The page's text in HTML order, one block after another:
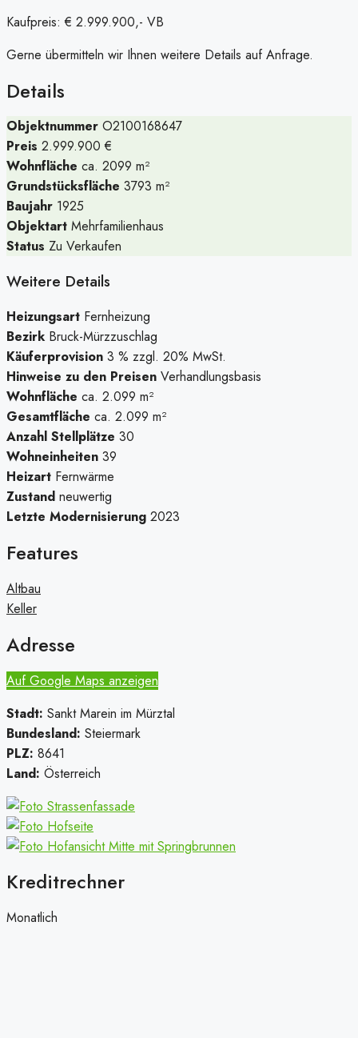
Kaufpreis: € 2.999.900,- VB
Gerne übermitteln wir Ihnen weitere Details auf Anfrage.
Details
Objektnummer O2100168647
Preis 2.999.900 €
Wohnfläche ca. 2099 m²
Grundstücksfläche 3793 m²
Baujahr 1925
Objektart Mehrfamilienhaus
Status Zu Verkaufen
Weitere Details
Heizungsart Fernheizung
Bezirk Bruck-Mürzzuschlag
Käuferprovision 3 % zzgl. 20% MwSt.
Hinweise zu den Preisen Verhandlungsbasis
Wohnfläche ca. 2.099 m²
Gesamtfläche ca. 2.099 m²
Anzahl Stellplätze 30
Wohneinheiten 39
Heizart Fernwärme
Zustand neuwertig
Letzte Modernisierung 2023
Features
Altbau
Keller
Adresse
Auf Google Maps anzeigen
Stadt: Sankt Marein im Mürztal
Bundesland: Steiermark
PLZ: 8641
Land: Österreich
Kreditrechner
Monatlich